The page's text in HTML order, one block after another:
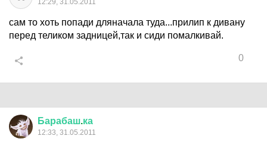
12:29, 31.05.2011
сам то хоть попади дляначала туда...прилип к дивану
перед теликом задницей,так и сиди помалкивай.
0
Барабаш.ка
12:33, 31.05.2011